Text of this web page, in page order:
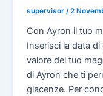
supervisor/2
Con Ayron il tuo
Inserisci la data
valore del tuo
di Ayron che ti
giacenze. Per